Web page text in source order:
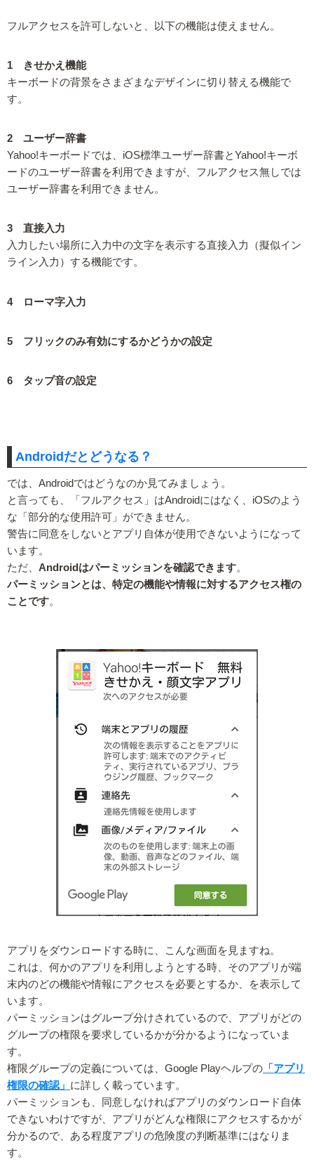
フルアクセスを許可しないと、以下の機能は使えません。
1 きせかえ機能
キーボードの背景をさまざまなデザインに切り替える機能で
す。
2 ユーザー辞書
Yahoo!キーボードでは、iOS標準ユーザー辞書とYahoo!キーボ
ードのユーザー辞書を利用できますが、フルアクセス無しでは
ユーザー辞書を利用できません。
3 直接入力
入力したい場所に入力中の文字を表示する直接入力（擬似イン
ライン入力）する機能です。
4 ローマ字入力
5 フリックのみ有効にするかどうかの設定
6 タップ音の設定
Androidだとどうなる？
では、Androidではどうなのか見てみましょう。
と言っても、「フルアクセス」はAndroidにはなく、iOSのよう
な「部分的な使用許可」ができません。
警告に同意をしないとアプリ自体が使用できないようになって
います。
ただ、 Androidはパーミッションを確認できます。
パーミッションとは、特定の機能や情報に対するアクセス権の
ことです。
アプリをダウンロードする時に、こんな画面を見ますね。
これは、何かのアプリを利用しようとする時、そのアプリが端
末内のどの機能や情報にアクセスを必要とするか、を表示して
います。
パーミッションはグループ分けされているので、アプリがどの
グループの権限を要求しているかが分かるようになっていま
す。
権限グループの定義については、Google Playヘルプの 「アプリ
権限の確認」 に詳しく載っています。
パーミッションも、同意しなければアプリのダウンロード自体
できないわけですが、アプリがどんな権限にアクセスするかが
分かるので、ある程度アプリの危険度の判断基準にはなりま
す。